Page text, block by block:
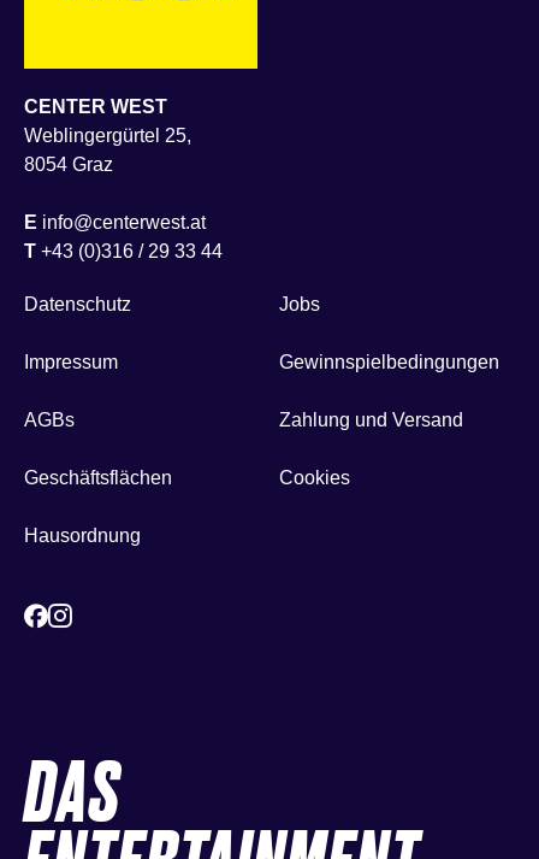
CENTER WEST
Weblingergürtel 25,
8054 Graz
E info@centerwest.at
T +43 (0)316 / 29 33 44
Datenschutz
Impressum
AGBs
Geschäftsflächen
Hausordnung
Jobs
Gewinnspielbedingungen
Zahlung und Versand
Cookies
DAS